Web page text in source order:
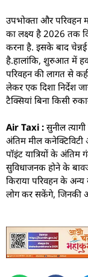
उपभोक्ता और परिवहन
का लक्ष्य है 2026 तक
करना है. इसके बाद
है.हालांकि, शुरुआत में
परिवहन की लागत से
लेकर एक दिशा निर्देश
टैक्सियां बिना किसी
Air Taxi : सुनील
अंतिम मील
पॉइंट यात्रियों के
सुविधाजनक होने के
किराया परिवहन के
लोग कर सकेंगे, जिनकी